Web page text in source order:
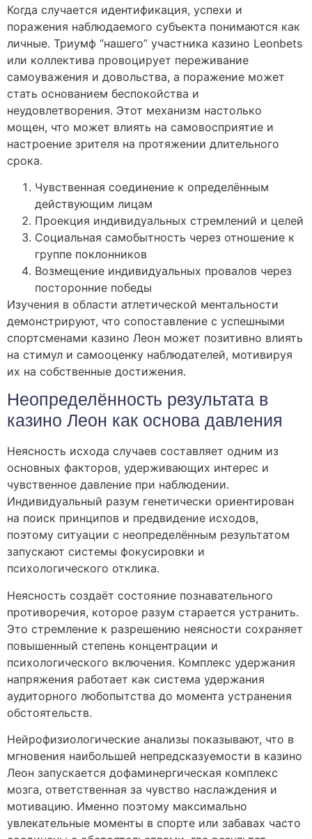
Когда случается идентификация, успехи и
поражения наблюдаемого субъекта понимаются как
личные. Триумф “нашего” участника казино Leonbets
или коллектива провоцирует переживание
самоуважения и довольства, а поражение может
стать основанием беспокойства и
неудовлетворения. Этот механизм настолько
мощен, что может влиять на самовосприятие и
настроение зрителя на протяжении длительного
срока.
Чувственная соединение к определённым
действующим лицам
Проекция индивидуальных стремлений и целей
Социальная самобытность через отношение к
группе поклонников
Возмещение индивидуальных провалов через
посторонние победы
Изучения в области атлетической ментальности
демонстрируют, что сопоставление с успешными
спортсменами казино Леон может позитивно влиять
на стимул и самооценку наблюдателей, мотивируя
их на собственные достижения.
Неопределённость результата в
казино Леон как основа давления
Неясность исхода случаев составляет одним из
основных факторов, удерживающих интерес и
чувственное давление при наблюдении.
Индивидуальный разум генетически ориентирован
на поиск принципов и предвидение исходов,
поэтому ситуации с неопределённым результатом
запускают системы фокусировки и
психологического отклика.
Неясность создаёт состояние познавательного
противоречия, которое разум старается устранить.
Это стремление к разрешению неясности сохраняет
повышенный степень концентрации и
психологического включения. Комплекс удержания
напряжения работает как система удержания
аудиторного любопытства до момента устранения
обстоятельств.
Нейрофизиологические анализы показывают, что в
мгновения наибольшей непредсказуемости в казино
Леон запускается дофаминергическая комплекс
мозга, ответственная за чувство наслаждения и
мотивацию. Именно поэтому максимально
увлекательные моменты в спорте или забавах часто